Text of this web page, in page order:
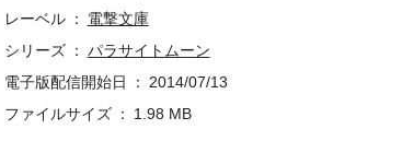
レーベル
電撃文庫
シリーズ
パラサイトムーン
電子版配信開始日
2014/07/13
ファイルサイズ
1.98 MB